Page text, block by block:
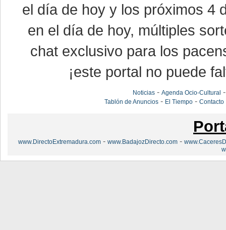
el día de hoy y los próximos 4
en el día de hoy, múltiples
chat exclusivo para los
¡este portal no puede
Noticias -Agenda Ocio-Cultural
Tablón de Anuncios - El Tiempo -Contacto
www.DirectoExtremadura.com - www.BadajozDirecto.com -